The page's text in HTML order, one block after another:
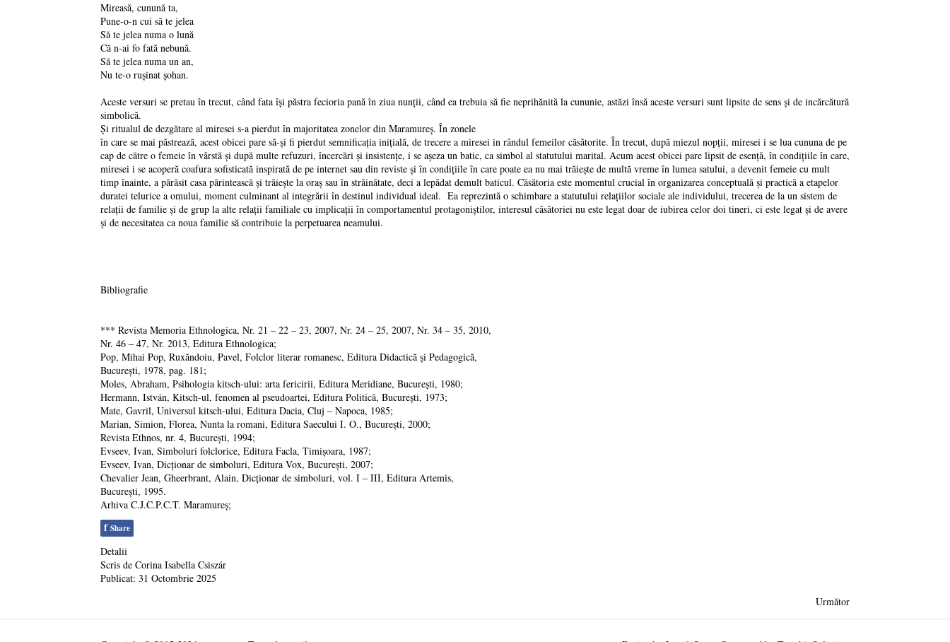
Mireasă, cunună ta,
Pune-o-n cui să te jelea
Să te jelea numa o lună
Că n-ai fo fată nebună.
Să te jelea numa un an,
Nu te-o ruşinat şohan.
Aceste versuri se pretau în trecut, când fata îşi păstra fecioria pană în ziua nunţii, când ea trebuia să fie neprihănită la cununie, astăzi însă aceste versuri sunt lipsite de sens şi de incărcătură
simbolică.
Şi ritualul de dezgătare al miresei s-a pierdut în majoritatea zonelor din Maramureş. În zonele
în care se mai păstrează, acest obicei pare să-şi fi pierdut semnificaţia iniţială, de trecere a miresei in rândul femeilor căsătorite. În trecut, după miezul nopţii, miresei i se lua cununa de pe
cap de către o femeie în vârstă şi după multe refuzuri, încercări şi insistenţe, i se aşeza un batic, ca simbol al statutului marital. Acum acest obicei pare lipsit de esenţă, în condiţiile în care,
miresei i se acoperă coafura sofisticată inspirată de pe internet sau din reviste şi în condiţiile în care poate ea nu mai trăieşte de multă vreme în lumea satului, a devenit femeie cu mult
timp înainte, a părăsit casa părintească şi trăieşte la oraş sau în străinătate, deci a lepădat demult baticul. Căsătoria este momentul crucial în organizarea conceptuală şi practică a etapelor
duratei telurice a omului, moment culminant al integrării în destinul individual ideal. Ea reprezintă o schimbare a statutului relaţiilor sociale ale individului, trecerea de la un sistem de
relaţii de familie şi de grup la alte relaţii familiale cu implicaţii în comportamentul protagoniştilor, interesul căsătoriei nu este legat doar de iubirea celor doi tineri, ci este legat şi de avere
şi de necesitatea ca noua familie să contribuie la perpetuarea neamului.
Bibliografie
*** Revista Memoria Ethnologica, Nr. 21 – 22 – 23, 2007, Nr. 24 – 25, 2007, Nr. 34 – 35, 2010,
Nr. 46 – 47, Nr. 2013, Editura Ethnologica;
Pop, Mihai Pop, Ruxăndoiu, Pavel, Folclor literar romanesc, Editura Didactică şi Pedagogică,
Bucureşti, 1978, pag. 181;
Moles, Abraham, Psihologia kitsch-ului: arta fericirii, Editura Meridiane, Bucureşti, 1980;
Hermann, István, Kitsch-ul, fenomen al pseudoartei, Editura Politică, Bucureşti, 1973;
Mate, Gavril, Universul kitsch-ului, Editura Dacia, Cluj – Napoca, 1985;
Marian, Simion, Florea, Nunta la romani, Editura Saecului I. O., Bucureşti, 2000;
Revista Ethnos, nr. 4, Bucureşti, 1994;
Evseev, Ivan, Simboluri folclorice, Editura Facla, Timişoara, 1987;
Evseev, Ivan, Dicţionar de simboluri, Editura Vox, Bucureşti, 2007;
Chevalier Jean, Gheerbrant, Alain, Dicţionar de simboluri, vol. I – III, Editura Artemis,
Bucureşti, 1995.
Arhiva C.J.C.P.C.T. Maramureş;
f Share
Detalii
Scris de Corina Isabella Csiszár
Publicat: 31 Octombrie 2025
Următor